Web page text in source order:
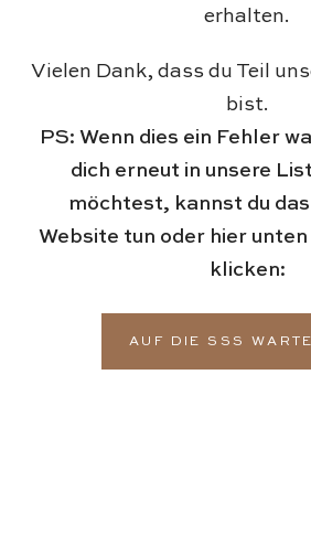
erhalten.
Vielen Dank, dass du Teil
bist.
PS: Wenn dies ein Fehler
dich erneut in unsere
möchtest, kannst du
Website tun oder hier
klicken:
AUF DIE SSS